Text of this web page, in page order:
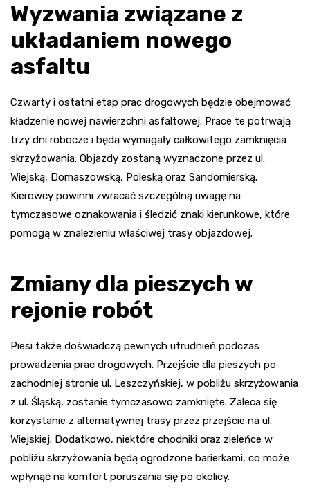
Wyzwania związane z
układaniem nowego
asfaltu
Czwarty i ostatni etap prac drogowych będzie obejmować
kładzenie nowej nawierzchni asfaltowej. Prace te potrwają
trzy dni robocze i będą wymagały całkowitego zamknięcia
skrzyżowania. Objazdy zostaną wyznaczone przez ul.
Wiejską, Domaszowską, Poleską oraz Sandomierską.
Kierowcy powinni zwracać szczególną uwagę na
tymczasowe oznakowania i śledzić znaki kierunkowe, które
pomogą w znalezieniu właściwej trasy objazdowej.
Zmiany dla pieszych w
rejonie robót
Piesi także doświadczą pewnych utrudnień podczas
prowadzenia prac drogowych. Przejście dla pieszych po
zachodniej stronie ul. Leszczyńskiej, w pobliżu skrzyżowania
z ul. Śląską, zostanie tymczasowo zamknięte. Zaleca się
korzystanie z alternatywnej trasy przez przejście na ul.
Wiejskiej. Dodatkowo, niektóre chodniki oraz zieleńce w
pobliżu skrzyżowania będą ogrodzone barierkami, co może
wpłynąć na komfort poruszania się po okolicy.